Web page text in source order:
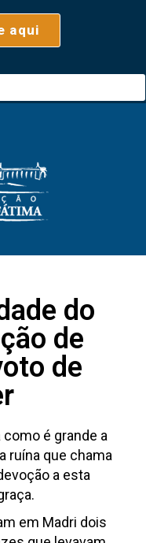
aqui
do
de
de
é grande a
ruína que chama
a esta
em Madri dois